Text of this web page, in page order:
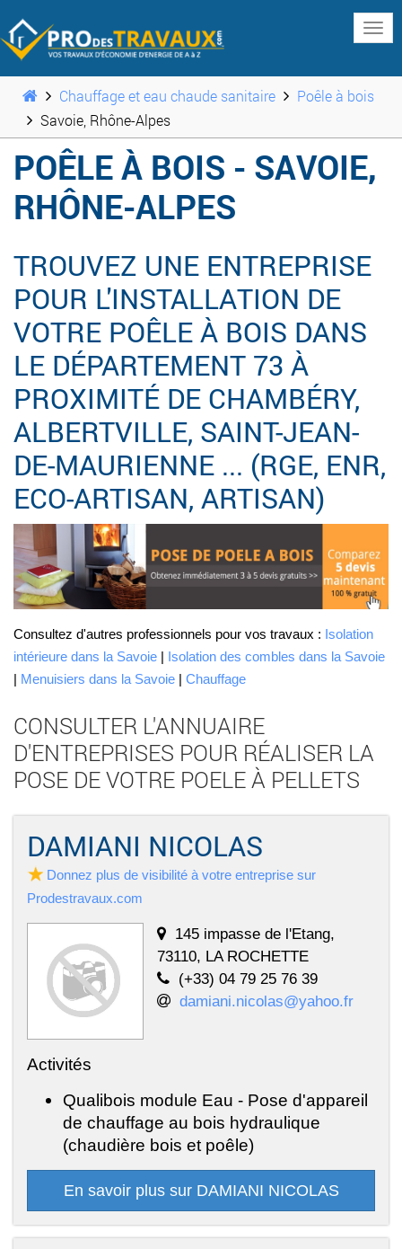
Chauffage et eau chaude sanitaire
Poêle à bois
Savoie, Rhône-Alpes
POÊLE À BOIS - SAVOIE,
RHÔNE-ALPES
TROUVEZ UNE ENTREPRISE
POUR L'INSTALLATION DE
VOTRE POÊLE À BOIS DANS
LE DÉPARTEMENT 73 À
PROXIMITÉ DE CHAMBÉRY,
ALBERTVILLE, SAINT-JEAN-
DE-MAURIENNE ... (RGE, ENR,
ECO-ARTISAN, ARTISAN)
Consultez d'autres professionnels pour vos travaux : Isolation
intérieure dans la Savoie | Isolation des combles dans la Savoie
| Menuisiers dans la Savoie | Chauffage
CONSULTER L'ANNUAIRE
D'ENTREPRISES POUR RÉALISER LA
POSE DE VOTRE POELE À PELLETS
DAMIANI NICOLAS
Donnez plus de visibilité à votre entreprise sur
Prodestravaux.com
145 impasse de l'Etang,
73110, LA ROCHETTE
(+33) 04 79 25 76 39
damiani.nicolas@yahoo.fr
Activités
Qualibois module Eau - Pose d'appareil
de chauffage au bois hydraulique
(chaudière bois et poêle)
En savoir plus sur DAMIANI NICOLAS